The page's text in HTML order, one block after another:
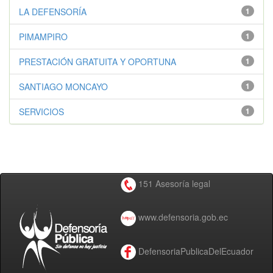
1
LA DEFENSORÍA
1
PIMAMPIRO
1
PRESTACIÓN GRATUITA Y OPORTUNA
1
SANTIAGO MONCAYO
1
SERVICIOS
151 Asesoría legal
www.defensoria.gob.ec
DefensoriaPublicaDelEcuador